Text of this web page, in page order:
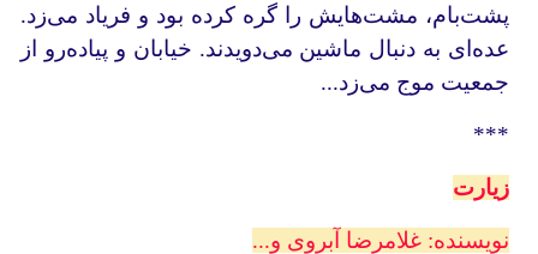
پشت‌بام، مشت‌هایش را گره کرده بود و فریاد می‌زد.
عده‌ای به دنبال ماشین می‌دویدند. خیابان و پیاده‌رو از
جمعیت موج می‌زد...
***
زیارت
نویسنده: غلامرضا آبروی و...